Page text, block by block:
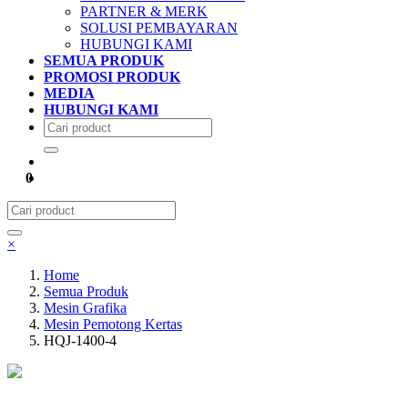
PARTNER & MERK
SOLUSI PEMBAYARAN
HUBUNGI KAMI
SEMUA PRODUK
PROMOSI PRODUK
MEDIA
HUBUNGI KAMI
0
×
Home
Semua Produk
Mesin Grafika
Mesin Pemotong Kertas
HQJ-1400-4